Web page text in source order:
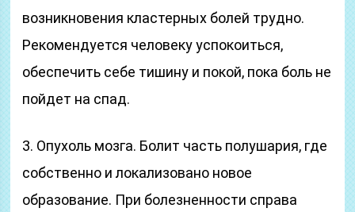
возникновения кластерных болей трудно.
Рекомендуется человеку успокоиться,
обеспечить себе тишину и покой, пока боль не
пойдет на спад.
3. Опухоль мозга. Болит часть полушария, где
собственно и локализовано новое
образование. При болезненности справа